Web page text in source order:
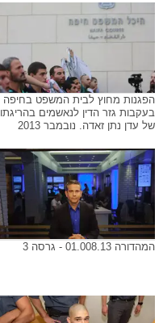
הפגנות מחוץ לבית המשפט בחיפה
בעקבות גזר הדין לנאשמים בהריגתו
של עדן נתן זאדה. נובמבר 2013
המהדורה 01.008.13 - גרסה 3